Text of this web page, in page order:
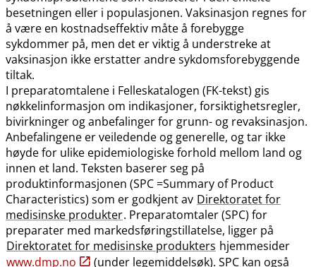
besetningen eller i populasjonen. Vaksinasjon regnes for
å være en kostnadseffektiv måte å forebygge
sykdommer på, men det er viktig å understreke at
vaksinasjon ikke erstatter andre sykdomsforebyggende
tiltak.
I preparatomtalene i Felleskatalogen (FK-tekst) gis
nøkkelinformasjon om indikasjoner, forsiktighetsregler,
bivirkninger og anbefalinger for grunn- og revaksinasjon.
Anbefalingene er veiledende og generelle, og tar ikke
høyde for ulike epidemiologiske forhold mellom land og
innen et land. Teksten baserer seg på
produktinformasjonen (SPC =Summary of Product
Characteristics) som er godkjent av Direktoratet for
medisinske produkter. Preparatomtaler (SPC) for
preparater med markedsføringstillatelse, ligger på
Direktoratet for medisinske produkters hjemmesider
www.dmp.no
(under legemiddelsøk). SPC kan også